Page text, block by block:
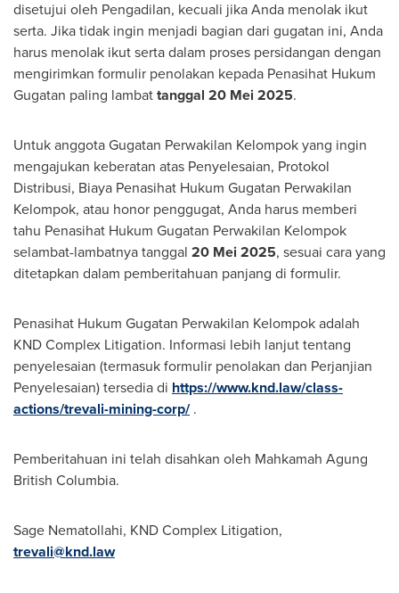
disetujui oleh Pengadilan, kecuali jika Anda menolak ikut
serta. Jika tidak ingin menjadi bagian dari gugatan ini, Anda
harus menolak ikut serta dalam proses persidangan dengan
mengirimkan formulir penolakan kepada Penasihat Hukum
Gugatan paling lambattanggal 20 Mei 2025.
Untuk anggota Gugatan Perwakilan Kelompok yang ingin
mengajukan keberatan atas Penyelesaian, Protokol
Distribusi, Biaya Penasihat Hukum Gugatan Perwakilan
Kelompok, atau honor penggugat, Anda harus memberi
tahu Penasihat Hukum Gugatan Perwakilan Kelompok
selambat-lambatnya tanggal 20 Mei 2025, sesuai cara yang
ditetapkan dalam pemberitahuan panjang di formulir.
Penasihat Hukum Gugatan Perwakilan Kelompok adalah
KND Complex Litigation. Informasi lebih lanjut tentang
penyelesaian (termasuk formulir penolakan dan Perjanjian
Penyelesaian) tersedia di https://www.knd.law/class-
actions/trevali-mining-corp/.
Pemberitahuan ini telah disahkan oleh Mahkamah Agung
British Columbia.
Sage Nematollahi, KND Complex Litigation,
trevali@knd.law